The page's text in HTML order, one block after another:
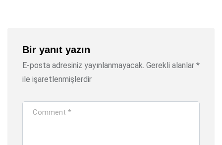
Bir yanıt yazın
E-posta adresiniz yayınlanmayacak. Gerekli alanlar *
ile işaretlenmişlerdir